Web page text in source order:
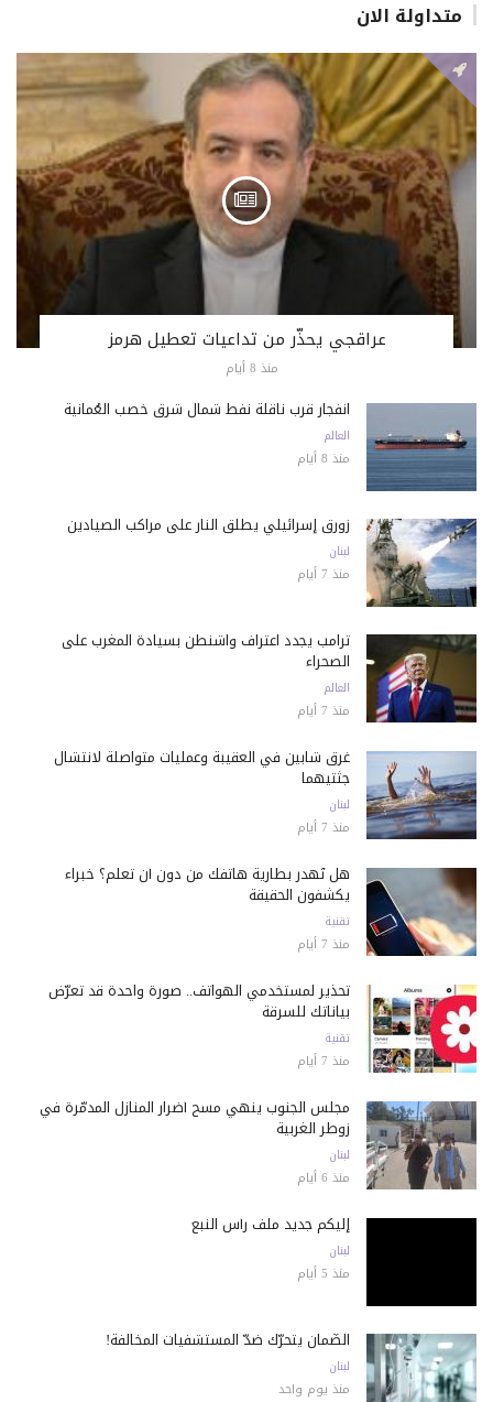
متداولة الان
عراقجي يحذّر من تداعيات تعطيل هرمز
منذ 8 أيام
انفجار قرب ناقلة نفط شمال شرق خصب العُمانية
العالم
منذ 8 أيام
زورق إسرائيلي يطلق النار على مراكب الصيادين
لبنان
منذ 7 أيام
ترامب يجدد اعتراف واشنطن بسيادة المغرب على
الصحراء
العالم
منذ 7 أيام
غرق شابين في العقيبة وعمليات متواصلة لانتشال
جثتيهما
لبنان
منذ 7 أيام
هل تُهدر بطارية هاتفك من دون أن تعلم؟ خبراء
يكشفون الحقيقة
تقنية
منذ 7 أيام
تحذير لمستخدمي الهواتف.. صورة واحدة قد تعرّض
بياناتك للسرقة
تقنية
منذ 7 أيام
مجلس الجنوب ينهي مسح أضرار المنازل المدمّرة في
زوطر الغربية
لبنان
منذ 6 أيام
إليكم جديد ملف رأس النبع
لبنان
منذ 5 أيام
الضّمان يتحرّك ضدّ المستشفيات المخالفة!
لبنان
منذ يوم واحد